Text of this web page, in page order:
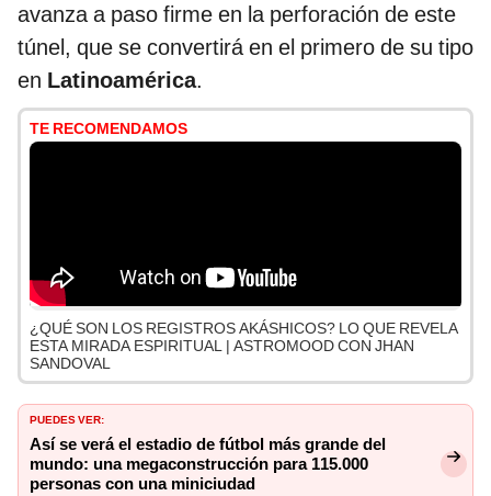
avanza a paso firme en la perforación de este
túnel, que se convertirá en el primero de su tipo
en Latinoamérica.
TE RECOMENDAMOS
¿QUÉ SON LOS REGISTROS AKÁSHICOS? LO QUE REVELA
ESTA MIRADA ESPIRITUAL | ASTROMOOD CON JHAN
SANDOVAL
PUEDES VER:
Así se verá el estadio de fútbol más grande del
mundo: una megaconstrucción para 115.000
personas con una miniciudad